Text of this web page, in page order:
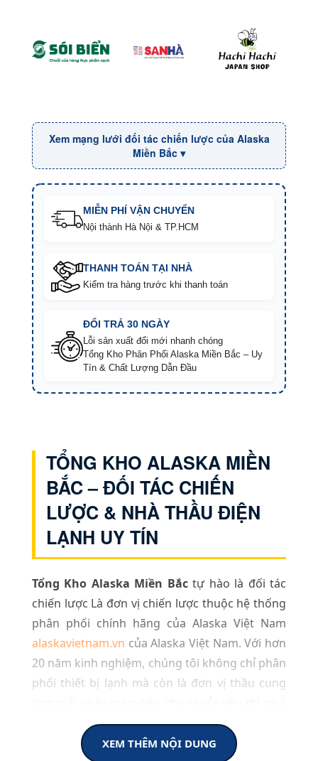
Xem mạng lưới đối tác chiến lược của Alaska
Miền Bắc ▾
MIỄN PHÍ VẬN CHUYỂN
Nội thành Hà Nội & TP.HCM
THANH TOÁN TẠI NHÀ
Kiểm tra hàng trước khi thanh toán
ĐỔI TRẢ 30 NGÀY
Lỗi sản xuất đổi mới nhanh chóng
Tổng Kho Phân Phối Alaska Miền Bắc – Uy
Tín & Chất Lượng Dẫn Đầu
TỔNG KHO ALASKA MIỀN
BẮC – ĐỐI TÁC CHIẾN
LƯỢC & NHÀ THẦU ĐIỆN
LẠNH UY TÍN
Tổng Kho Alaska Miền Bắctự hào là đối tác
chiến lược Là đơn vị chiến lược thuộc hệ thống
phân phối chính hãng của Alaska Việt Nam
alaskavietnam.vn của Alaska Việt Nam. Với hơn
20 năm kinh nghiệm, chúng tôi không chỉ phân
phối thiết bị lạnh mà còn là đơn vị thầu cung
hàng, khách sạn và các dự án công nghiệp quy
mô lớn tại khu vực phía Bắc.
XEM THÊM NỘI DUNG